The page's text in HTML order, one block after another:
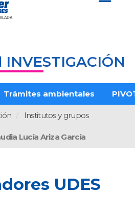
INVESTIGACIÓN
Trámites ambientales
Institutos y grupos
Lucía Ariza García
UDES